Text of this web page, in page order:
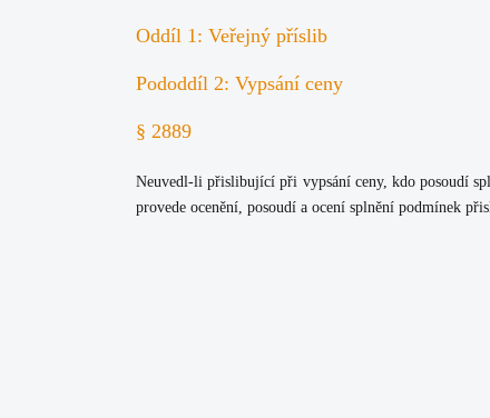
Oddíl 1: Veřejný příslib
Pododdíl 2: Vypsání ceny
§ 2889
Neuvedl-li přislibující při vypsání ceny, kdo posoudí
provede ocenění, posoudí a ocení splnění podmínek